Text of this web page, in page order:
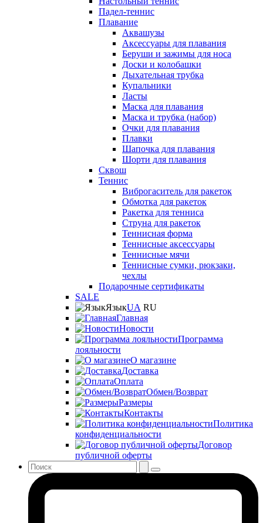
Падел-теннис
Плавание
Аквашузы
Аксессуары для плавания
Беруши и зажимы для носа
Доски и колобашки
Дыхательная трубка
Купальники
Ласты
Маска для плавания
Маска и трубка (набор)
Очки для плавания
Плавки
Шапочка для плавания
Шорти для плавания
Сквош
Теннис
Виброгаситель для ракеток
Обмотка для ракеток
Ракетка для тенниса
Струна для ракеток
Теннисная форма
Теннисные аксессуары
Теннисные мячи
Теннисные сумки, рюкзаки,
чехлы
Подарочные сертификаты
SALE
ЯзыкUA RU
Главная
Новости
Программа
лояльности
О магазине
Доставка
Оплата
Обмен/Возврат
Размеры
Контакты
Политика
конфиденциальности
Договор
публичной оферты